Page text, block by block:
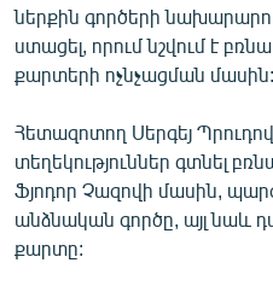
«Ազատության» բոլոր
ներքին գործերի
ստացել, որում նշվում է
քարտերի ոչնչացման մասին:
Հետազոտող Սերգեյ
տեղեկություններ գտնել
Ֆյոդոր Չազովի մասին,
անձնական գործը, այլ նաև
քարտը: